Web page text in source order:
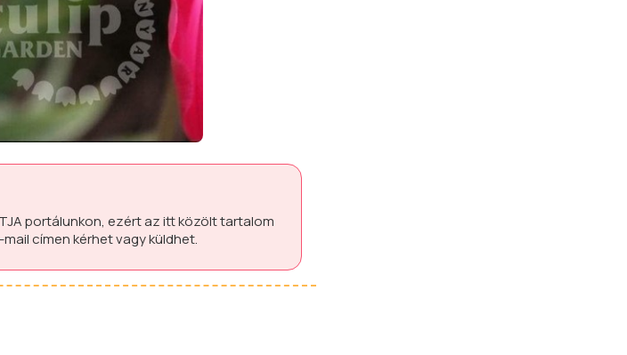
portálunkon, ezért az itt közölt tartalom
mail címen kérhet vagy küldhet.